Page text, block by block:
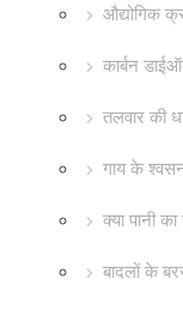
औद्योगिक
कार्बन
तलवार की
गाय के
क्या पानी का
बादलों के